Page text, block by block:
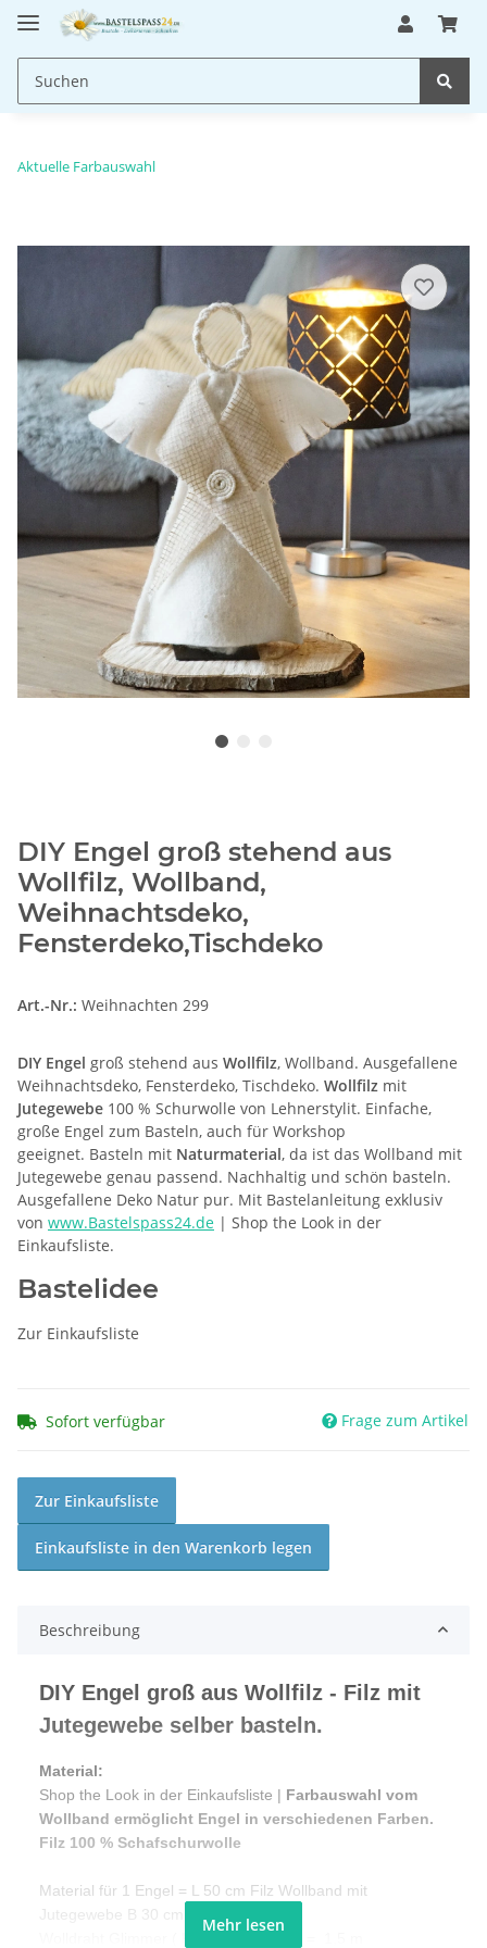
Aktuelle Farbauswahl
DIY Engel groß stehend aus
Wollfilz, Wollband,
Weihnachtsdeko,
Fensterdeko,Tischdeko
Art.-Nr.: Weihnachten 299
DIY Engel groß stehend aus Wollfilz, Wollband. Ausgefallene
Weihnachtsdeko, Fensterdeko, Tischdeko. Wollfilz mit
Jutegewebe 100 % Schurwolle von Lehnerstylit. Einfache,
große Engel zum Basteln, auch für Workshop
geeignet. Basteln mit Naturmaterial, da ist das Wollband mit
Jutegewebe genau passend. Nachhaltig und schön basteln.
Ausgefallene Deko Natur pur. Mit Bastelanleitung exklusiv
von www.Bastelspass24.de | Shop the Look in der
Einkaufsliste.
Bastelidee
Zur Einkaufsliste
Sofort verfügbar Frage zum Artikel
Zur Einkaufsliste
Einkaufsliste in den Warenkorb legen
Beschreibung
DIY Engel groß aus Wollfilz - Filz mit
Jutegewebe selber basteln.
Material:
Shop the Look in der Einkaufsliste | Farbauswahl vom
Wollband ermöglicht Engel in verschiedenen Farben.
Filz 100 % Schafschurwolle
Material für 1 Engel = L 50 cm Filz Wollband mit
Jutegewebe B 30 cm
Mehr lesen